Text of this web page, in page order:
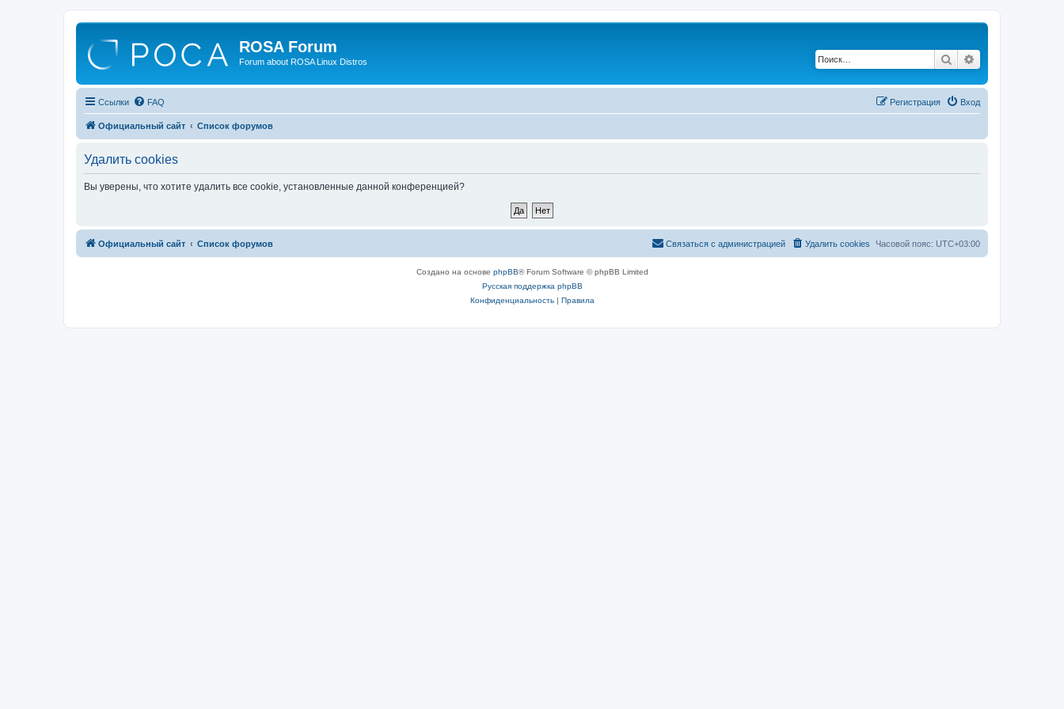
ROSA Forum
Forum about ROSA Linux Distros Поиск
Ссылки FAQ Вход
Регистрация
Официальный сайт Список форумов
Удалить cookies
Вы уверены, что хотите удалить все cookie, установленные данной конференцией?
Официальный сайт Список форумов Часовой пояс: UTC+03:00
Удалить cookies
Связаться с администрацией
Создано на основе phpBB® Forum Software © phpBB Limited
Русская поддержка phpBB
Конфиденциальность| Правила